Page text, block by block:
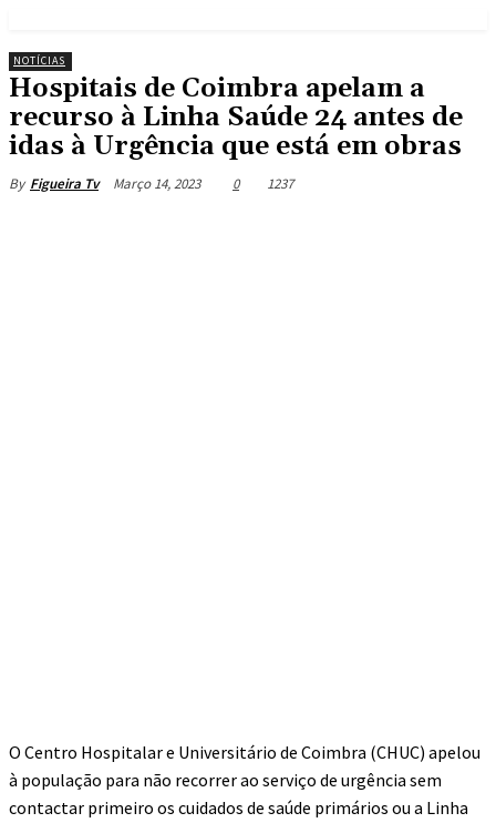
NOTÍCIAS
Hospitais de Coimbra apelam a
recurso à Linha Saúde 24 antes de
idas à Urgência que está em obras
By Figueira Tv Março 14, 2023 0 1237
O Centro Hospitalar e Universitário de Coimbra (CHUC) apelou
à população para não recorrer ao serviço de urgência sem
contactar primeiro os cuidados de saúde primários ou a Linha